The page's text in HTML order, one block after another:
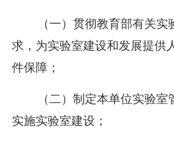
（一）贯彻教育部有关
求，为实验室建设和发展提供
件保障；
（二）制定本单位实验
实施实验室建设；